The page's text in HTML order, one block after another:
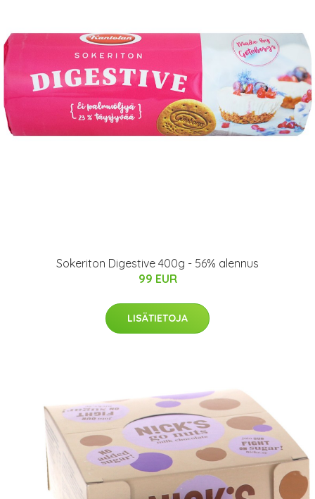
Sokeriton Digestive 400g - 56% alennus
99 EUR
LISÄTIETOJA